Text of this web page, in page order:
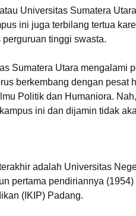
atau Universitas Sumatera
ini juga terbilang tertua
tinggi swasta.
Sumatera Utara mengalami
berkembang dengan pesat
Politik dan Humaniora.
ini dan dijamin tidak
adalah Universitas
pertama pendiriannya
(IKIP) Padang.